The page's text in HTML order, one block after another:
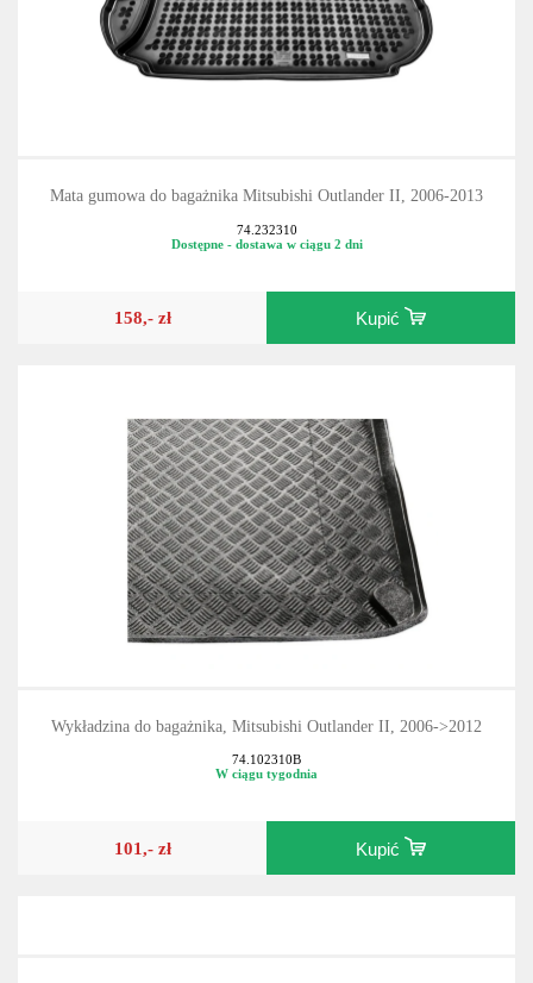
Mata gumowa do bagażnika Mitsubishi Outlander II, 2006-2013
74.232310
Dostępne - dostawa w ciągu 2 dni
158,- zł Kupić
Wykładzina do bagażnika, Mitsubishi Outlander II, 2006->2012
74.102310B
W ciągu tygodnia
101,- zł Kupić